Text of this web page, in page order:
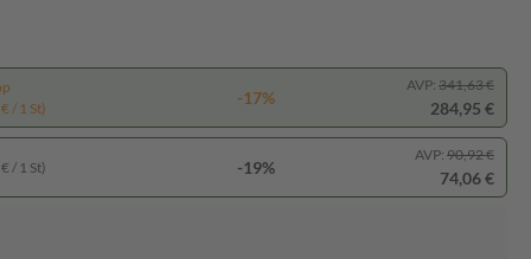
/ 1 St)
-17%
AVP: 341,63 €
284,95 €
/ 1 St) -19%
AVP: 90,92 €
74,06 €